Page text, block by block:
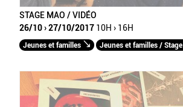
STAGE MAO / VIDÉO
26/10 › 27/10/2017 10H › 16H
Jeunes et familles Jeunes et familles / Stage